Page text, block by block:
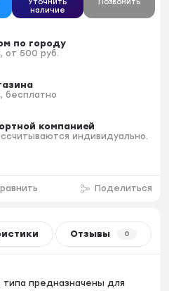
Уточнить
наличие
Позвонить
по городу
от 500 руб.
бесплатно
компанией
индивидуально.
Поделиться
Отзывы 0
типа предназначены для